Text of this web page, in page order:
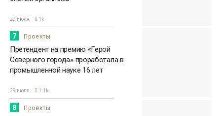
29 июля 1k
7 Проекты
Претендент на премию «Герой
Северного города» проработала в
промышленной науке 16 лет
29 июля 1.1k
8 Проекты